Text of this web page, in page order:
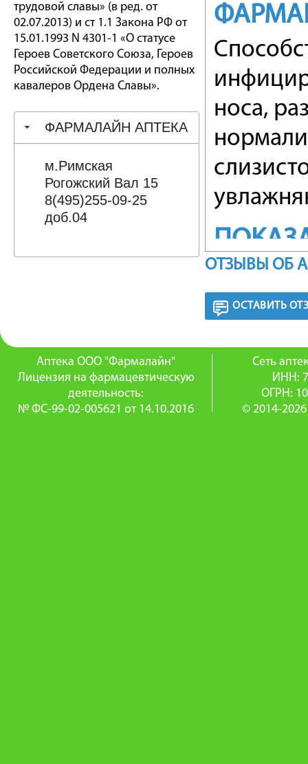
трудовой славы» (в ред. от
02.07.2013) и ст 1.1 Закона РФ от
15.01.1993 N 4301-1 «О статусе
Героев Советского Союза, Героев
Российской Федерации и полных
кавалеров Ордена Славы».
ФАРМАЛАЙН АПТЕКА
м.Римская
Рогожский Вал 15
8(495)255-09-25
доб.04
носа,
острые
(отиты,
ОТЗЫВЫ ОБ
ОСТАВИТЬ
Аптека ООО "Фармалайн"
Лицензия на фармацевтическую
деятельность:
№ ФС-99-02-005621 от 14.10.2016
Сеть
ИНН:
ОГРН:
© 2014-